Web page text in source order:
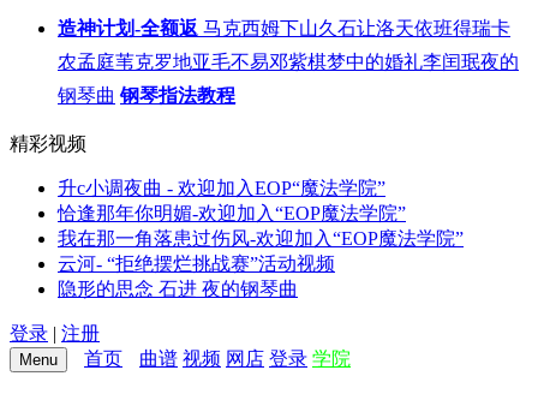
造神计划-全额返 马克西姆下山久石让洛天依班得瑞卡
农孟庭苇克罗地亚毛不易邓紫棋梦中的婚礼李闰珉夜的
钢琴曲 钢琴指法教程
精彩视频
升c小调夜曲 - 欢迎加入EOP“魔法学院”
恰逢那年你明媚-欢迎加入“EOP魔法学院”
我在那一角落患过伤风-欢迎加入“EOP魔法学院”
云河- “拒绝摆烂挑战赛”活动视频
隐形的思念 石进 夜的钢琴曲
登录 | 注册
Menu 首页 曲谱 视频 网店 登录 学院